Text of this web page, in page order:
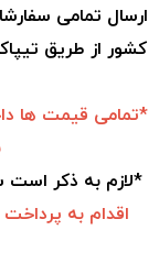
ارسال تمامی
کشور از طریق
*تمامی قیمت ها
*لازم به ذکر
اقدام به پرداخت